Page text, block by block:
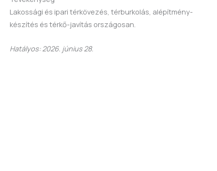
Lakossági és ipari térkövezés, térburkolás, alépítmény-
készítés és térkő-javítás országosan.
Hatályos: 2026. június 28.